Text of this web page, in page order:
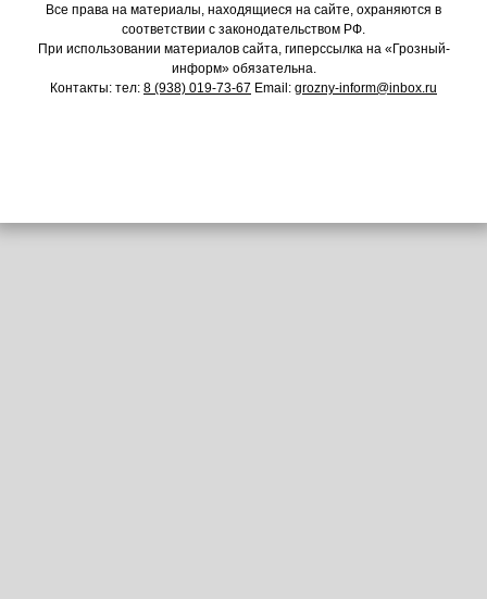
Все права на материалы, находящиеся на сайте, охраняются в
соответствии с законодательством РФ.
При использовании материалов сайта, гиперссылка на «Грозный-
информ» обязательна.
Контакты: тел: 8 (938) 019-73-67 Email: grozny-inform@inbox.ru